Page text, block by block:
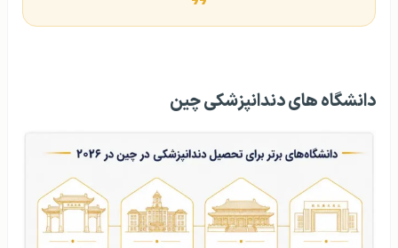
دانشگاه‌ های دندانپزشکی چین